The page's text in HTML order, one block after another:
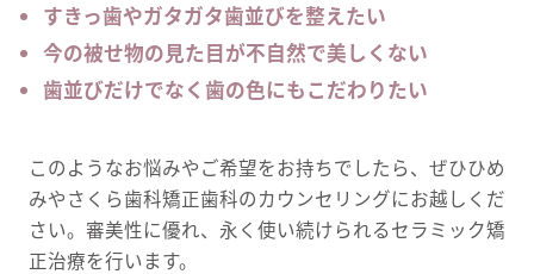
すきっ歯やガタガタ歯並びを整えたい
今の被せ物の見た目が不自然で美しくない
歯並びだけでなく歯の色にもこだわりたい
このようなお悩みやご希望をお持ちでしたら、ぜひひめ
みやさくら歯科矯正歯科のカウンセリングにお越しくだ
さい。審美性に優れ、永く使い続けられるセラミック矯
正治療を行います。